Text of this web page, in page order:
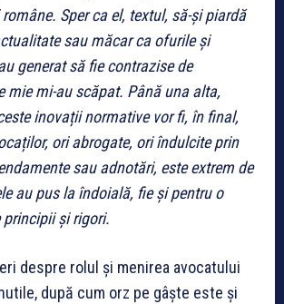
Sper ca el, textul, să-și piardă
sau măcar ca ofurile și
generat să fie contrazise de
mie mi-au scăpat. Până una alta,
inovații normative vor fi, în final,
ori abrogate, ori îndulcite prin
sau adnotări, este extrem de
au pus la îndoială, fie și pentru o
principii și rigori.
despre rolul și menirea avocatului
după cum orz pe gâște este și